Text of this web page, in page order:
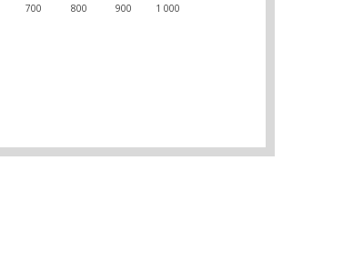
700 800 900 1 000